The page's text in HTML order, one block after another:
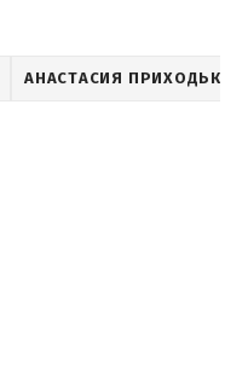
АНАСТАСИЯ ПРИХОДЬКО